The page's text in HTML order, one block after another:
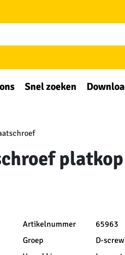
Snel zoeken
Artikelnummer
65963
Groep
D-